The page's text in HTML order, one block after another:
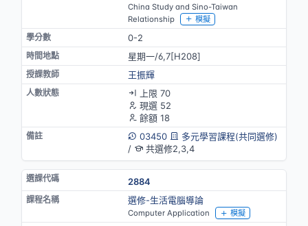
China Study and Sino-Taiwan
Relationship
模擬
0-2
星期一/6,7[H208]
王振輝
上限 70
現選 52
餘額 18
03450
多元學習課程(共同選修)
/
共選修2,3,4
2884
選修-生活電腦導論
Computer Application 模擬